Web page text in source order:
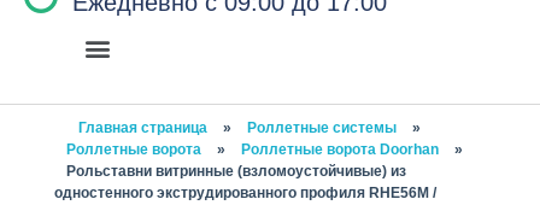
Главная страница » Роллетные системы
»
Роллетные ворота
» Роллетные ворота Doorhan
»
Рольставни витринные (взломоустойчивые) из
одностенного экструдированного профиля RHE56M /